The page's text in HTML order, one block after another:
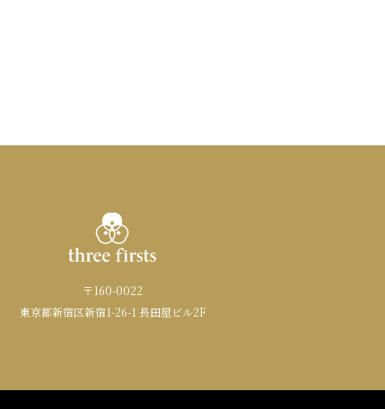
〒160-0022
東京都新宿区新宿1-26-1 長田屋ビル2F